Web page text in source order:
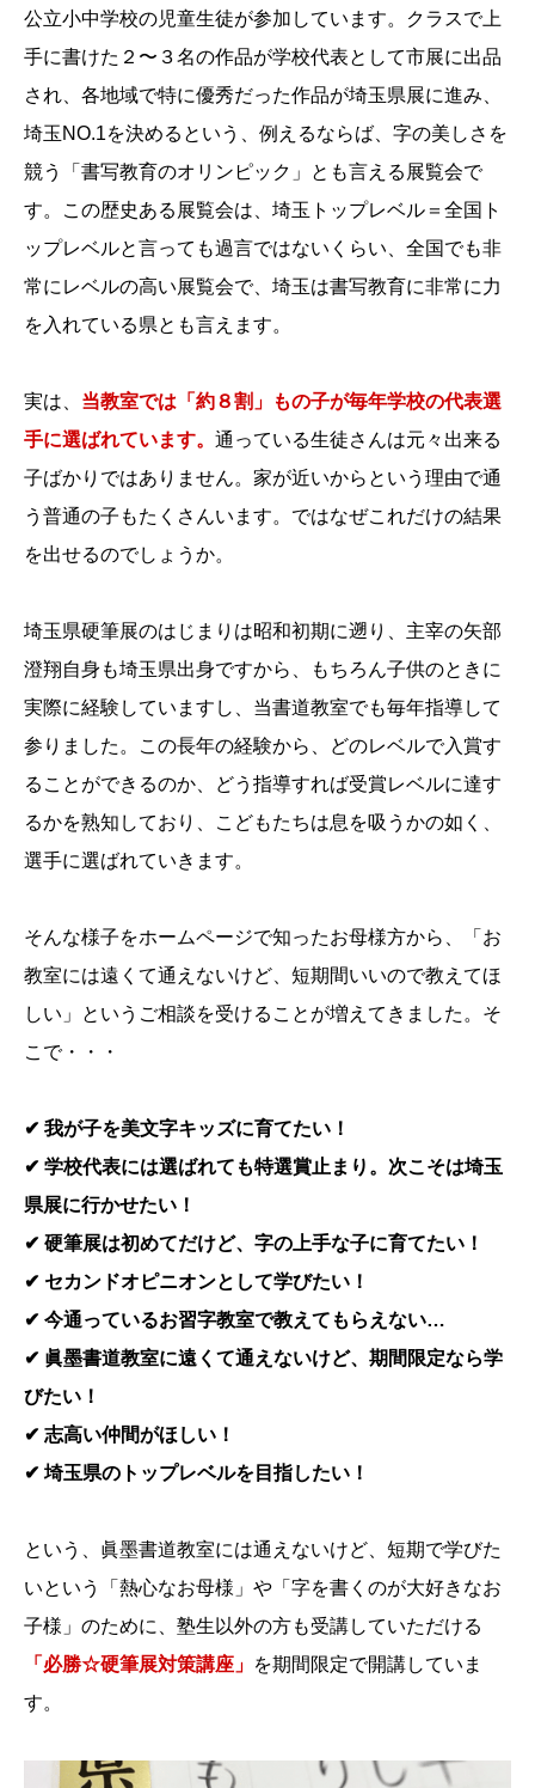
公立小中学校の児童生徒が参加しています。クラスで上
手に書けた２〜３名の作品が学校代表として市展に出品
され、各地域で特に優秀だった作品が埼玉県展に進み、
埼玉NO.1を決めるという、例えるならば、字の美しさを
競う「書写教育のオリンピック」とも言える展覧会で
す。この歴史ある展覧会は、埼玉トップレベル＝全国ト
ップレベルと言っても過言ではないくらい、全国でも非
常にレベルの高い展覧会で、埼玉は書写教育に非常に力
を入れている県とも言えます。
実は、 当教室では「約８割」もの子が毎年学校の代表選
手に選ばれています。 通っている生徒さんは元々出来る
子ばかりではありません。家が近いからという理由で通
う普通の子もたくさんいます。ではなぜこれだけの結果
を出せるのでしょうか。
埼玉県硬筆展のはじまりは昭和初期に遡り、主宰の矢部
澄翔自身も埼玉県出身ですから、もちろん子供のときに
実際に経験していますし、当書道教室でも毎年指導して
参りました。この長年の経験から、どのレベルで入賞す
ることができるのか、どう指導すれば受賞レベルに達す
るかを熟知しており、こどもたちは息を吸うかの如く、
選手に選ばれていきます。
そんな様子をホームページで知ったお母様方から、「お
教室には遠くて通えないけど、短期間いいので教えてほ
しい」というご相談を受けることが増えてきました。そ
こで・・・
✔︎ 我が子を美文字キッズに育てたい！
✔︎ 学校代表には選ばれても特選賞止まり。次こそは埼玉
県展に行かせたい！
✔︎ 硬筆展は初めてだけど、字の上手な子に育てたい！
✔︎ セカンドオピニオンとして学びたい！
✔︎ 今通っているお習字教室で教えてもらえない…
✔︎ 眞墨書道教室に遠くて通えないけど、期間限定なら学
びたい！
✔︎ 志高い仲間がほしい！
✔︎ 埼玉県のトップレベルを目指したい！
という、眞墨書道教室には通えないけど、短期で学びた
いという「熱心なお母様」や「字を書くのが大好きなお
子様」のために、塾生以外の方も受講していただける
「必勝☆硬筆展対策講座」 を期間限定で開講していま
す。